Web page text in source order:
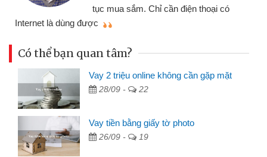
cần điện thoại có
đã giải quyết được
Có thể bạn quan tâm?
Vay 2 triệu online không cần gặp mặt
28/09 - 22
Vay tiền bằng giấy tờ photo
26/09 - 19